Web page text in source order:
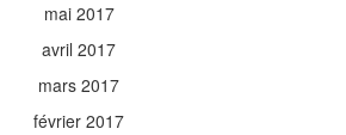
mai 2017
avril 2017
mars 2017
février 2017